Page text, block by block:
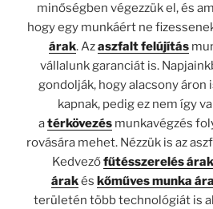
minőségben végezzük el, és
hogy egy munkáért ne
árak. Azaszfalt felújítás
vállalunk garanciát is.
gondolják, hogy alacsony
kapnak, pedig ez nem így
atérkövezésmunkavégzés
rovására mehet. Nézzük is az
Kedvezőfűtésszerelés árak
árakés kőműves munka
területén több technológiát is